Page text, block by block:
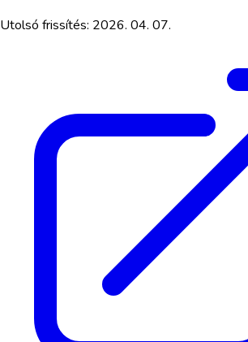
Utolsó frissítés: 2026. 04. 07.